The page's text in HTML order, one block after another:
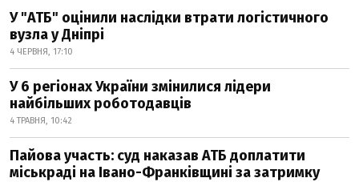
У "АТБ" оцінили наслідки втрати логістичного
вузла у Дніпрі
4 ЧЕРВНЯ, 17:10
У 6 регіонах України змінилися лідери
найбільших роботодавців
4 ТРАВНЯ, 10:42
Пайова участь: суд наказав АТБ доплатити
міськраді на Івано-Франківщині за затримку